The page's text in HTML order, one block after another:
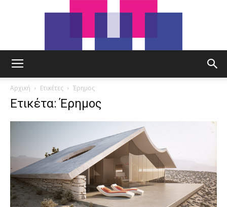
Αρχική Ετικέτες Έρημος
Ετικέτα: Έρημος